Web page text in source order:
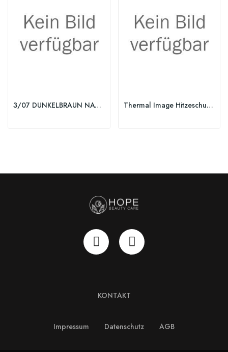
3/07 DUNKELBRAUN NATUR-BRAUN Thermal Image Hitzeschutz Spray
KONTAKT
Impressum Datenschutz AGB